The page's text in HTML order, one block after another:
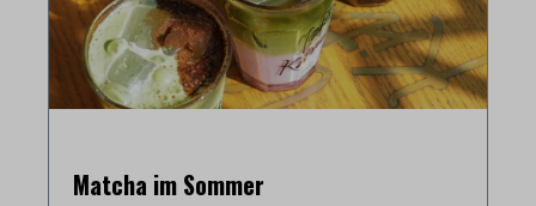
Matcha im Sommer